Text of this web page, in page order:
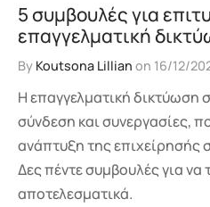
5 συμβουλές για
επαγγελματική
By Koutsona Lillian on 16/12/
Η επαγγελματική δικτύωση
σύνδεση και συνεργασίες,
ανάπτυξη της επιχείρησής
Δες πέντε συμβουλές για να
αποτελεσματικά.